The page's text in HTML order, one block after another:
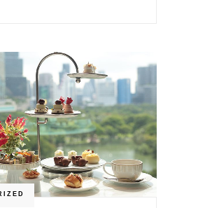
เร่อ